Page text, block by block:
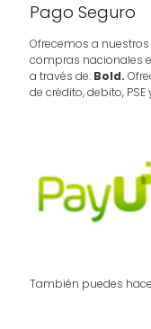
Pago Seguro
Ofrecemos a
compras nacionales
a través de: Bold.
de crédito, debito,
También puedes